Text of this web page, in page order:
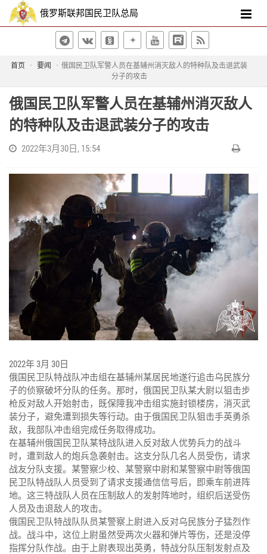
俄罗斯联邦国民卫队总局
首页 要闻
俄国民卫队军警人员在基辅州消灭敌人的特种队及击退武装
分子的攻击
俄国民卫队军警人员在基辅州消灭敌人
的特种队及击退武装分子的攻击
2022年3月30日, 15:54
2022年 3月 30日
俄国民卫队特战队冲击组在基辅州某居民地遂行追击乌民族分
子的侦察破坏分队的任务。那时，俄国民卫队某大尉以狙击步
枪反对敌人开始射击，既保障我冲击组实施封锁楼房，消灭武
装分子，避免遭到损失等行动。由于俄国民卫队狙击手英勇杀
敌，我部队冲击组完成任务取得成功。
在基辅州俄国民卫队某特战队进入反对敌人优势兵力的战斗
时，遭到敌人的炮兵急袭射击。这支分队几名人员受伤，请求
战友分队支援。某警察少校、某警察中尉和某警察中尉等俄国
民卫队特战队人员受到了请求支援通信信号后，即乘车前进阵
地。这三特战队人员在压制敌人的发射阵地时，组织后送受伤
人员及击退敌人的攻击。
俄国民卫队特战队队员某警察上尉进入反对乌民族分子猛烈作
战。战斗中，这位上尉虽然受两次火器和弹片等伤，还是没停
指挥分队作战。由于上尉表现出英勇，特战分队压制发射点及